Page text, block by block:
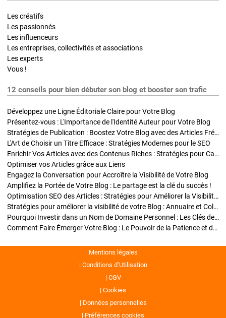
Les créatifs
Les passionnés
Les influenceurs
Les entreprises, collectivités et associations
Les experts
Vous !
12 conseils pour bien débuter son blog et booster son trafic
Développez une Ligne Éditoriale Claire pour Votre Blog
Présentez-vous : L'Importance de l'Identité Auteur pour Votre Blog
Stratégies de Publication : Boostez Votre Blog avec des Articles Fréquents et Exclusifs
L'Art de Choisir un Titre Efficace : Stratégies Modernes pour le SEO
Enrichir Vos Articles avec des Contenus Riches : Stratégies pour Captiver et Optimiser
Optimiser vos Articles grâce aux Liens
Engagez la Conversation pour Accroître la Visibilité de Votre Blog
Amplifiez la Portée de Votre Blog : Le partage est la clé du succès !
Optimisation SEO des Articles : Stratégies pour Améliorer la Visibilité de Votre Blog
Stratégies pour améliorer la visibilité de votre Blog : Annuaire et Collaborations
Pourquoi Investir dans un Nom de Domaine Personnel : Les Clés de la Réussite de Votre Blog
Comment Faire Émerger Votre Blog : Le Pouvoir de la Patience et de la Persévérance
Mentions légales
Conditions d’Utilisation
CGV
Cookies
Données personnelles
Préférences cookies